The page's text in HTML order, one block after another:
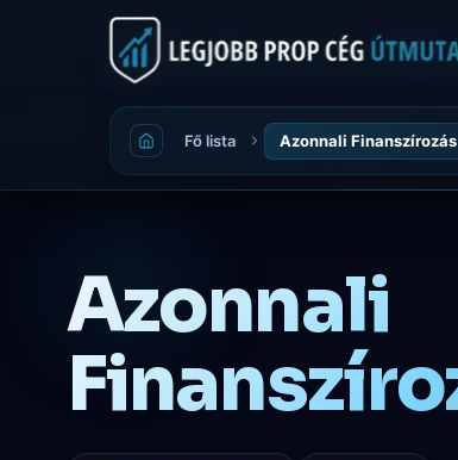
Fő lista Azonnali Finanszírozás
Azonnali